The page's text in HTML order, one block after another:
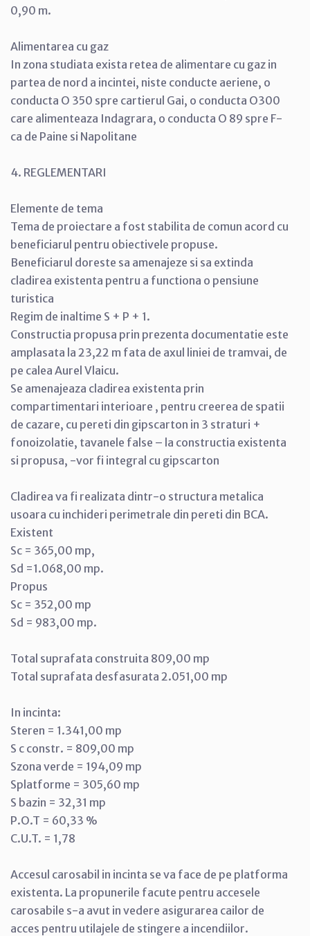
0,90 m.
Alimentarea cu gaz
In zona studiata exista retea de alimentare cu gaz in
partea de nord a incintei, niste conducte aeriene, o
conducta O 350 spre cartierul Gai, o conducta O300
care alimenteaza Indagrara, o conducta O 89 spre F-
ca de Paine si Napolitane
4. REGLEMENTARI
Elemente de tema
Tema de proiectare a fost stabilita de comun acord cu
beneficiarul pentru obiectivele propuse.
Beneficiarul doreste sa amenajeze si sa extinda
cladirea existenta pentru a functiona o pensiune
turistica
Regim de inaltime S + P + 1.
Constructia propusa prin prezenta documentatie este
amplasata la 23,22 m fata de axul liniei de tramvai, de
pe calea Aurel Vlaicu.
Se amenajeaza cladirea existenta prin
compartimentari interioare , pentru creerea de spatii
de cazare, cu pereti din gipscarton in 3 straturi +
fonoizolatie, tavanele false – la constructia existenta
si propusa, -vor fi integral cu gipscarton
Cladirea va fi realizata dintr-o structura metalica
usoara cu inchideri perimetrale din pereti din BCA.
Existent
Sc = 365,00 mp,
Sd =1.068,00 mp.
Propus
Sc = 352,00 mp
Sd = 983,00 mp.
Total suprafata construita 809,00 mp
Total suprafata desfasurata 2.051,00 mp
In incinta:
Steren = 1.341,00 mp
S c constr. = 809,00 mp
Szona verde = 194,09 mp
Splatforme = 305,60 mp
S bazin = 32,31 mp
P.O.T = 60,33 %
C.U.T. = 1,78
Accesul carosabil in incinta se va face de pe platforma
existenta. La propunerile facute pentru accesele
carosabile s-a avut in vedere asigurarea cailor de
acces pentru utilajele de stingere a incendiilor.